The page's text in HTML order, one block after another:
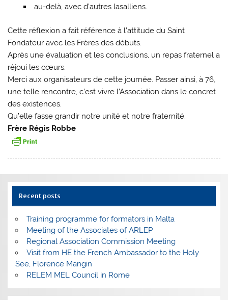
au-delà, avec d’autres lasalliens.
Cette réflexion a fait référence à l’attitude du Saint
Fondateur avec les Frères des débuts.
Après une évaluation et les conclusions, un repas fraternel a
réjoui les cœurs.
Merci aux organisateurs de cette journée. Passer ainsi, à 76,
une telle rencontre, c’est vivre l’Association dans le concret
des existences.
Qu’elle fasse grandir notre unité et notre fraternité.
Frère Régis Robbe
Recent posts
Training programme for formators in Malta
Meeting of the Associates of ARLEP
Regional Association Commission Meeting
Visit from HE the French Ambassador to the Holy
See, Florence Mangin
RELEM MEL Council in Rome